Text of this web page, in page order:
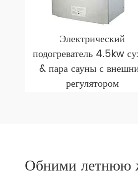
Электрический
подогреватель 4.5kw
& пара сауны с
регулятором
Обними летнюю